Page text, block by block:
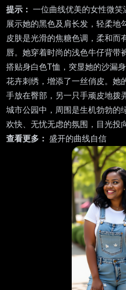
提示： 一位曲线优美的女性微笑
展示她的黑色及肩长发，轻柔地
皮肤是光滑的焦糖色调，柔和而
唇。她穿着时尚的浅色牛仔背带
搭贴身白色T恤，突显她的沙漏
花卉刺绣，增添了一丝俏皮。她
手放在臀部，另一只手顽皮地拨
城市公园中，周围是生机勃勃的
欢快、无忧无虑的氛围，目光投
查看更多：
盛开的曲线自信